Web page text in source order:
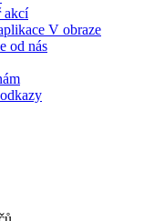
akcí
V obraze
od nás